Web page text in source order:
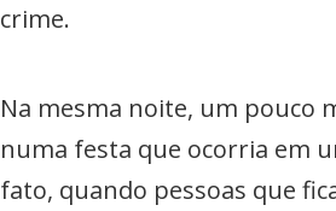
crime.
Na mesma noite, um pouco
numa festa que ocorria em
fato, quando pessoas que